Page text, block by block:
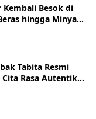
Kembali Besok di
hingga Minyak
Tabita Resmi
Rasa Autentik